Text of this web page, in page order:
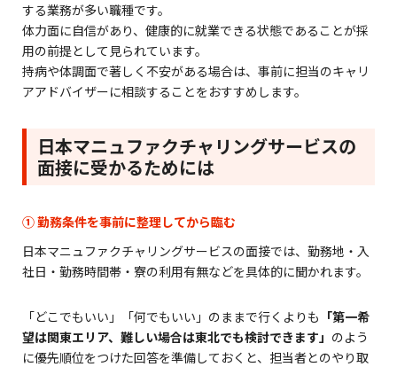
する業務が多い職種です。
体力面に自信があり、健康的に就業できる状態であることが採
用の前提として見られています。
持病や体調面で著しく不安がある場合は、事前に担当のキャリ
アアドバイザーに相談することをおすすめします。
日本マニュファクチャリングサービスの
面接に受かるためには
① 勤務条件を事前に整理してから臨む
日本マニュファクチャリングサービスの面接では、勤務地・入
社日・勤務時間帯・寮の利用有無などを具体的に聞かれます。
「どこでもいい」「何でもいい」のままで行くよりも 「第一希
望は関東エリア、難しい場合は東北でも検討できます」 のよう
に優先順位をつけた回答を準備しておくと、担当者とのやり取